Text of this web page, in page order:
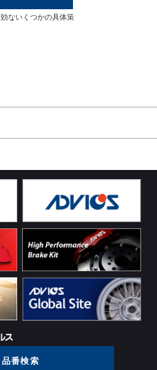
ないくつかの具体策
品番検索CO.,LTD. All rights reserved.